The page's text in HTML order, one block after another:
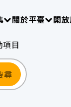
請使用 TAB 操作
關於平臺請使
開
目
尋